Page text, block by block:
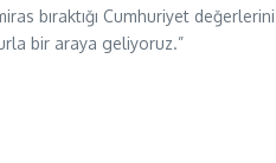
bıraktığı Cumhuriyet
bir araya geliyoruz.”